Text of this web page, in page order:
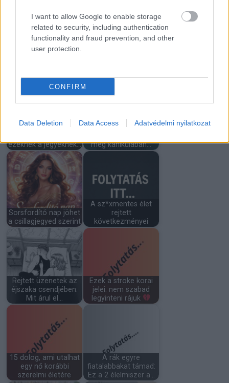
I want to allow Google to enable storage
related to security, including authentication
functionality and fraud prevention, and other
user protection.
CONFIRM
Data Deletion Data Access Adatvédelmi nyilatkozat
A húsvét nagy
ezeknek a jegyeknek…
Ezért nem tudsz
még kánikulában…
Sorsfordító nap jöhet
a csillagjegyed szerint
A sz*xmentes élet
rejtett
következményei
Rejtett üzenetek az
éjszaka csendjében:
Mit árul el…
Ezek a stroke korai
jelei: nem szabad
legyinteni rájuk
15 dolog, ami utalhat
egy nő korábbi
szerelmi életére
A rák egyre
fiatalabbakat támad:
Ez a 2 élelmiszer a…